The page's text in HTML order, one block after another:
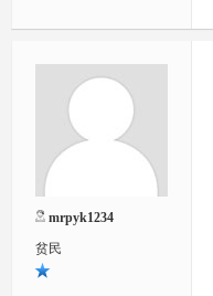
mrpyk1234
贫民